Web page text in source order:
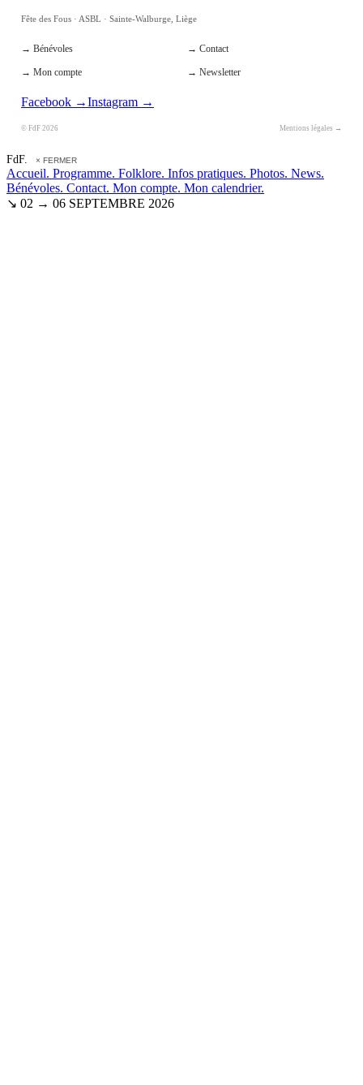
Fête des Fous · ASBL · Sainte-Walburge, Liège
→ Bénévoles → Contact
→ Mon compte → Newsletter
Facebook →Instagram →
© FdF 2026 Mentions légales →
FdF. × FERMER
Accueil. Programme. Folklore. Infos pratiques. Photos. News.
Bénévoles. Contact. Mon compte. Mon calendrier.
↘ 02 → 06 SEPTEMBRE 2026